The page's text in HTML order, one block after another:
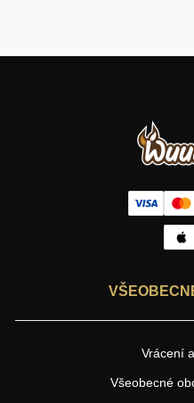
Vrácení
Všeobecné